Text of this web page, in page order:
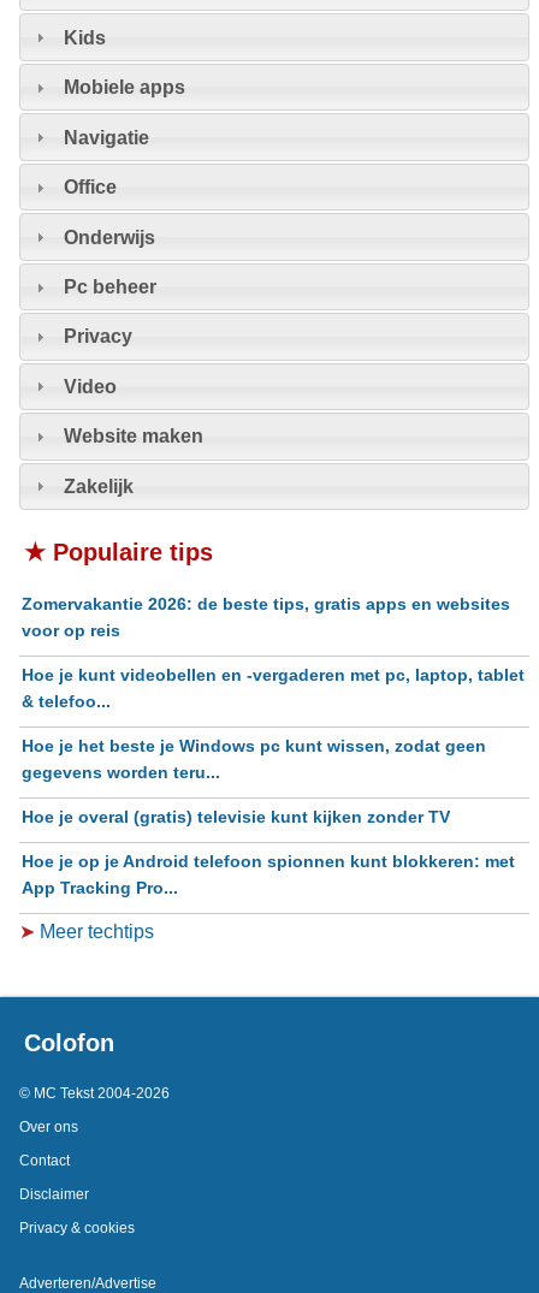
Kids
Mobiele apps
Navigatie
Office
Onderwijs
Pc beheer
Privacy
Video
Website maken
Zakelijk
★ Populaire tips
Zomervakantie 2026: de beste tips, gratis apps en websites
voor op reis
Hoe je kunt videobellen en -vergaderen met pc, laptop, tablet
& telefoo...
Hoe je het beste je Windows pc kunt wissen, zodat geen
gegevens worden teru...
Hoe je overal (gratis) televisie kunt kijken zonder TV
Hoe je op je Android telefoon spionnen kunt blokkeren: met
App Tracking Pro...
➤ Meer techtips
Colofon
© MC Tekst 2004-2026
Over ons
Contact
Disclaimer
Privacy & cookies
Adverteren/Advertise